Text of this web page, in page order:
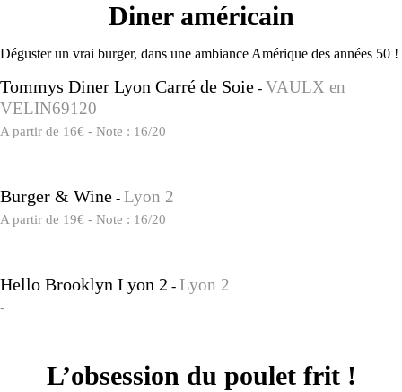
Diner américain
Déguster un vrai burger, dans une ambiance Amérique des années 50 !
Tommys Diner Lyon Carré de Soie - VAULX en
VELIN69120
A partir de 16€ - Note : 16/20
Burger & Wine - Lyon 2
A partir de 19€ - Note : 16/20
Hello Brooklyn Lyon 2 - Lyon 2
-
L’obsession du poulet frit !